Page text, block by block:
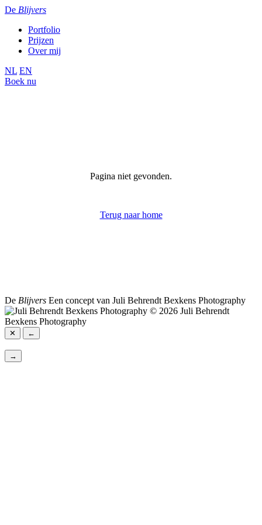
De Blijvers
Portfolio
Prijzen
Over mij
NL EN
Boek nu
Pagina niet gevonden.
Terug naar home
De Blijvers Een concept van Juli Behrendt Bexkens Photography
© 2026 Juli Behrendt
Bexkens Photography
✕ ←
→